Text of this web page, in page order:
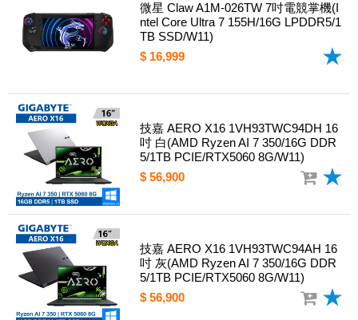
微星 Claw A1M-026TW 7吋電競掌機(I
ntel Core Ultra 7 155H/16G LPDDR5/1
TB SSD/W11)
$ 16,999
技嘉 AERO X16 1VH93TWC94DH 16
吋 白(AMD Ryzen AI 7 350/16G DDR
5/1TB PCIE/RTX5060 8G/W11)
$ 56,900
技嘉 AERO X16 1VH93TWC94AH 16
吋 灰(AMD Ryzen AI 7 350/16G DDR
5/1TB PCIE/RTX5060 8G/W11)
$ 56,900